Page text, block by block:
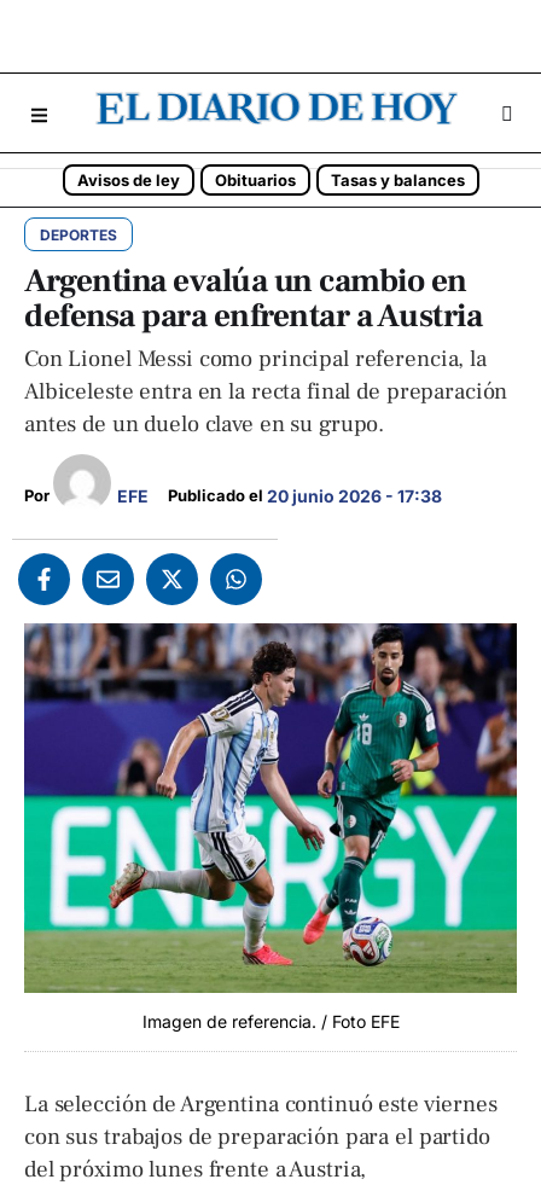
Avisos de ley Obituarios Tasas y balances
DEPORTES
Argentina evalúa un cambio en
defensa para enfrentar a Austria
Con Lionel Messi como principal referencia, la
Albiceleste entra en la recta final de preparación
antes de un duelo clave en su grupo.
Por EFE Publicado el 20 junio 2026 - 17:38
Imagen de referencia. / Foto EFE
La selección de Argentina continuó este viernes
con sus trabajos de preparación para el partido
del próximo lunes frente a Austria,